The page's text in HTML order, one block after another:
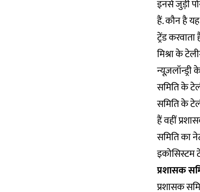
इनसे जुड़ी
हैं. कौन है
ट्रेंड
मिश्रा के
न्यूज़लॉन्ड्री
समिति के
समिति के
हैं वहीं
समिति का
इकोसिस्टम
प्रशासक
प्रशासक